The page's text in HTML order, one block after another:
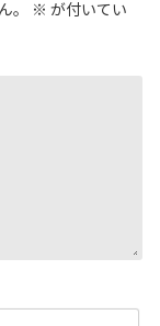
。 ※ が付いてい